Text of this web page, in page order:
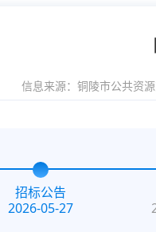
信息来源： 铜陵市公共资
招标公告
2026-05-27